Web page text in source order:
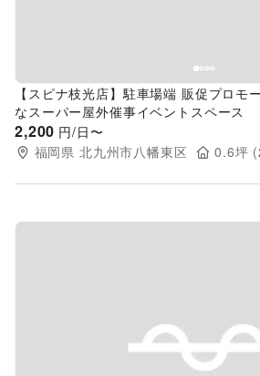
【スピナ枝光店】駐車場端 販促プロモ
なスーパー屋外催事イベントスペース
2,200 円/日〜
福岡県 北九州市八幡東区 0.6坪 (
Previous slide